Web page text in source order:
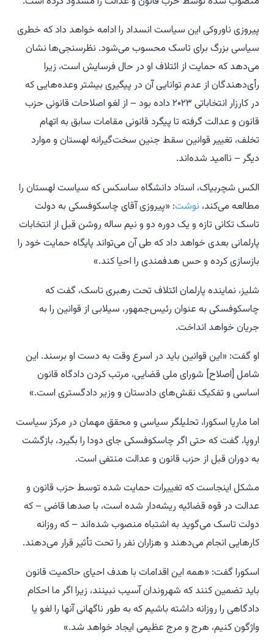
پیروزی ناوروکی این سیاست انسداد را ادامه خواهد داد که خطری
سیاسی بزرگ برای تاسک محسوب می‌شود. نظرسنجی‌ها نشان
می‌دهد که حمایت از ائتلاف او در حال فرسایش است، زیرا
رأی‌دهندگان از عدم توانایی آن در پیگیری بیشتر وعده‌هایی که
در کارزار انتخاباتی ۲۰۲۳ داده بود – از لغو اصلاحات قانونی حزب
قانون و عدالت گرفته تا پیگرد قانونی مقامات سابق به اتهام
تخلف، تغییر قوانین سقط جنین سخت‌گیرانه لهستان و موارد
دیگر – ناامید شده‌اند.
الکس شچربیاک، استاد دانشگاه ساسکس که سیاست لهستان را
مطالعه می‌کند، نوشت: «پیروزی آقای چاسکوفسکی به دولت
تاسک تکانی تازه و یک دوره دو و نیم ساله روشن قبل از انتخابات
پارلمانی بعدی خواهد داد که طی آن می‌تواند پایگاه حمایت خود را
بازسازی کرده و حس هدفمندی را احیا کند.»
شلیز، نماینده پارلمان ائتلاف تحت رهبری تاسک، گفت که
چاسکوفسکی به عنوان رئیس‌جمهور، سیلابی از قوانین را به
جریان خواهد انداخت.
او گفت: «این قوانین باید در اسرع وقت به دست او برسند. این
شامل [اصلاح] شورای ملی قضایی، مرتب کردن دادگاه قانون
اساسی و تفکیک نقش‌های دادستان و وزیر دادگستری است.»
اما ماریا اسکورا، تحلیلگر سیاسی و محقق مهمان در مرکز سیاست
اروپا، گفت که حتی اگر چاسکوفسکی جای دودا را بگیرد، بازگشت
به دوران قبل از حزب قانون و عدالت منتفی است.
مشکل اینجاست که تغییرات حمایت شده توسط حزب قانون و
عدالت در قوه قضائیه ریشه‌دار شده است، با صدها قاضی – که
دولت تاسک می‌گوید به اشتباه منصوب شده‌اند – که روزانه
کارهایی انجام می‌دهند و هزاران نفر را تحت تأثیر قرار می‌دهند.
اسکورا گفت: «همه این اقدامات با هدف احیای حاکمیت قانون
باید تضمین کنند که شهروندان آسیب نبینند، زیرا اگر ما احکام
دادگاهی را روزانه داشته باشیم که به طور ناگهانی آنها را لغو یا
واژگون کنیم، هرج و مرج عظیمی ایجاد خواهد شد.»